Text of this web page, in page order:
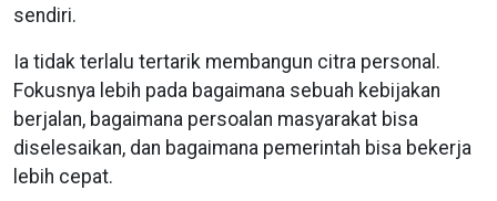
sendiri.
Ia tidak terlalu tertarik membangun citra personal.
Fokusnya lebih pada bagaimana sebuah kebijakan
berjalan, bagaimana persoalan masyarakat bisa
diselesaikan, dan bagaimana pemerintah bisa bekerja
lebih cepat.